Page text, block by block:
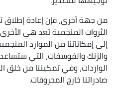
من جهة أخرى، فإن إعادة إطلاق
الثروات المنجمية تعد هي الأخرى
إلى إمكاناتنا من الموارد
والزنك والفوسفات، التي
الواردات، وفي تمكيننا من خلق
صادراتنا خارج المحروقات.